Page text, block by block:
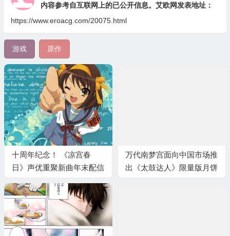
内容参考自互联网上的已公开信息。艾欧网发表地址：
https://www.eroacg.com/20075.html
游戏 原作
十周年纪念！ 《凉宫春
日》声优重聚新曲年末配信
万代南梦宫面向中国市场推
出《太鼓达人》限量版月饼